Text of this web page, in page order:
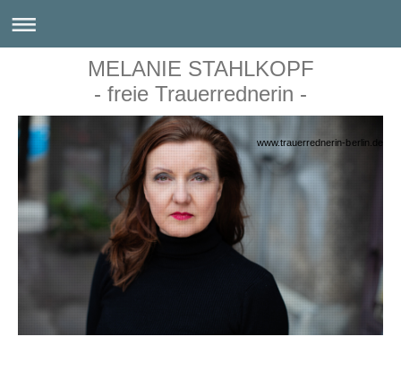
MELANIE STAHLKOPF
- freie Trauerrednerin -
www.trauerrednerin-berlin.de